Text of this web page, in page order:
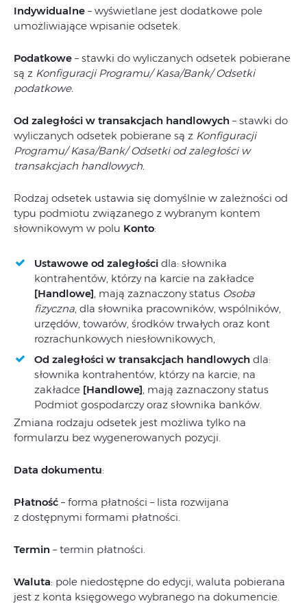
Indywidualne – wyświetlane jest dodatkowe pole
umożliwiające wpisanie odsetek.
Podatkowe – stawki do wyliczanych odsetek pobierane
są z Konfiguracji Programu/ Kasa/Bank/ Odsetki
podatkowe.
Od zaległości w transakcjach handlowych – stawki do
wyliczanych odsetek pobierane są z Konfiguracji
Programu/ Kasa/Bank/ Odsetki od zaległości w
transakcjach handlowych.
Rodzaj odsetek ustawia się domyślnie w zależności od
typu podmiotu związanego z wybranym kontem
słownikowym w polu Konto:
Ustawowe od zaległości dla: słownika
kontrahentów, którzy na karcie na zakładce
[Handlowe], mają zaznaczony status Osoba
fizyczna, dla słownika pracowników, wspólników,
urzędów, towarów, środków trwałych oraz kont
rozrachunkowych niesłownikowych,
Od zaległości w transakcjach handlowych dla:
słownika kontrahentów, którzy na karcie, na
zakładce [Handlowe], mają zaznaczony status
Podmiot gospodarczy oraz słownika banków.
Zmiana rodzaju odsetek jest możliwa tylko na
formularzu bez wygenerowanych pozycji.
Data dokumentu:
Płatność – forma płatności – lista rozwijana
z dostępnymi formami płatności.
Termin – termin płatności.
Waluta: pole niedostępne do edycji, waluta pobierana
jest z konta księgowego wybranego na dokumencie.